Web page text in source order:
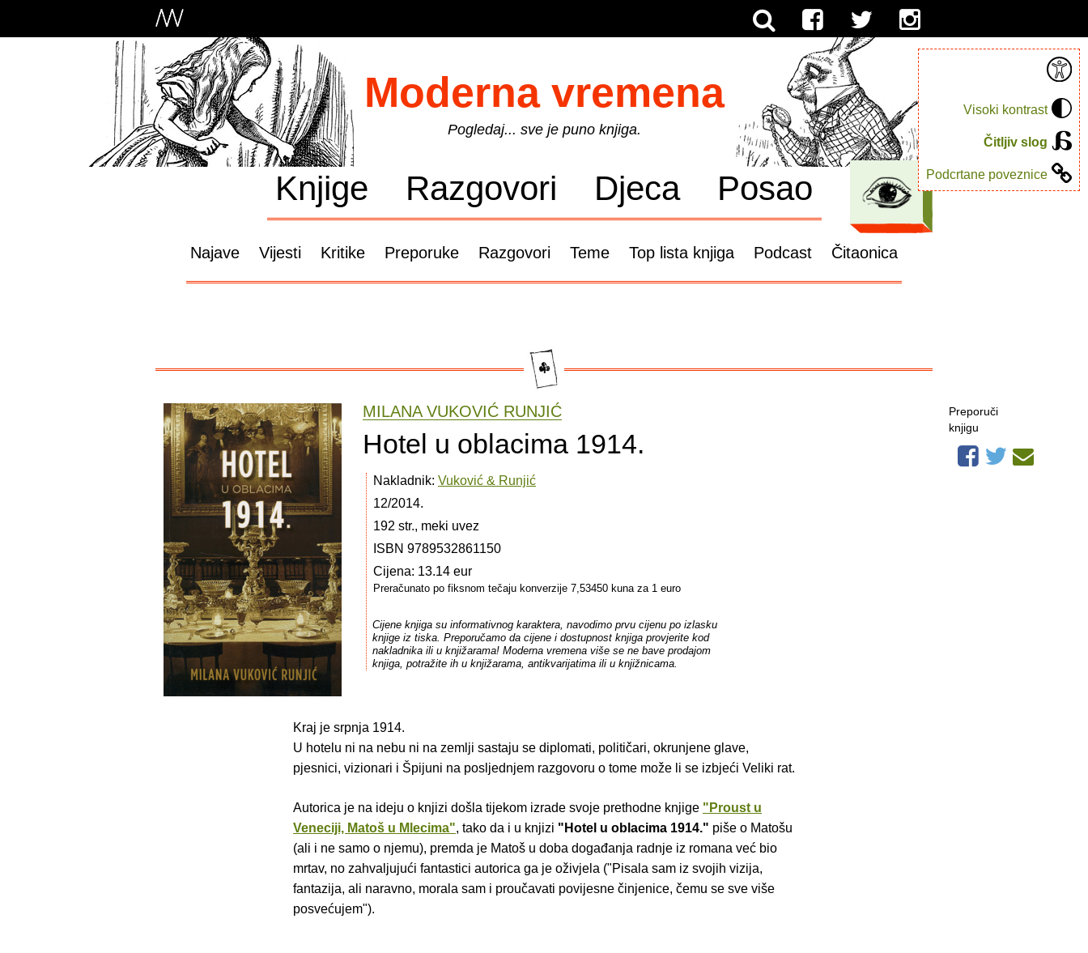
Visoki kontrast
Čitljiv slog
Podcrtane poveznice
Moderna vremena
Pogledaj... sve je puno knjiga.
Knjige Razgovori Djeca Posao
Najave Vijesti Kritike Preporuke Razgovori Teme Top lista knjiga Podcast Čitaonica
MILANA VUKOVIĆ RUNJIĆ
Hotel u oblacima 1914.
Nakladnik: Vuković & Runjić
12/2014.
192 str., meki uvez
ISBN 9789532861150
Cijena: 13.14 eur
Preračunato po fiksnom tečaju konverzije 7,53450 kuna za 1 euro
Cijene knjiga su informativnog karaktera, navodimo prvu cijenu po izlasku
knjige iz tiska. Preporučamo da cijene i dostupnost knjiga provjerite kod
nakladnika ili u knjižarama! Moderna vremena više se ne bave prodajom
knjiga, potražite ih u knjižarama, antikvarijatima ili u knjižnicama.
Kraj je srpnja 1914.
U hotelu ni na nebu ni na zemlji sastaju se diplomati, političari, okrunjene glave,
pjesnici, vizionari i Špijuni na posljednjem razgovoru o tome može li se izbjeći Veliki rat.
Autorica je na ideju o knjizi došla tijekom izrade svoje prethodne knjige "Proust u
Veneciji, Matoš u Mlecima", tako da i u knjizi "Hotel u oblacima 1914." piše o Matošu
(ali i ne samo o njemu), premda je Matoš u doba događanja radnje iz romana već bio
mrtav, no zahvaljujući fantastici autorica ga je oživjela ("Pisala sam iz svojih vizija,
fantazija, ali naravno, morala sam i proučavati povijesne činjenice, čemu se sve više
posvećujem").
Preporuči
knjigu